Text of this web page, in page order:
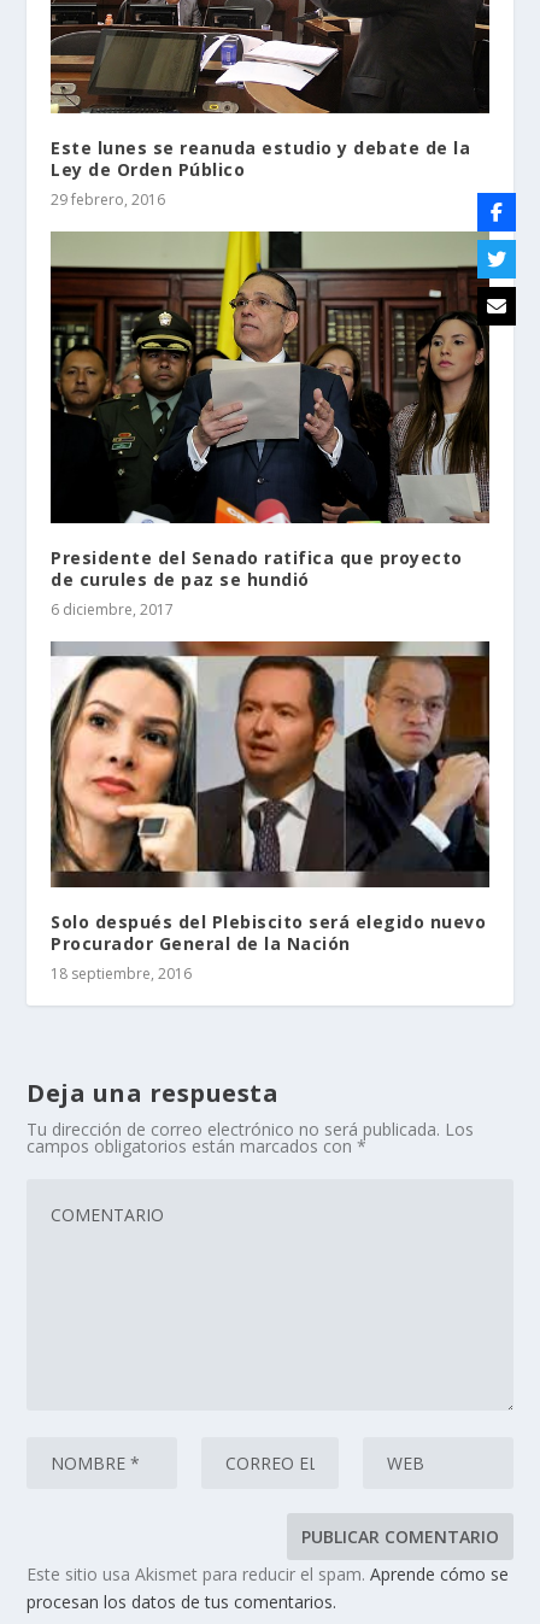
Este lunes se reanuda estudio y debate de la
Ley de Orden Público
29 febrero, 2016
Presidente del Senado ratifica que proyecto
de curules de paz se hundió
6 diciembre, 2017
Solo después del Plebiscito será elegido nuevo
Procurador General de la Nación
18 septiembre, 2016
Deja una respuesta
Tu dirección de correo electrónico no será publicada. Los
campos obligatorios están marcados con*
Este sitio usa Akismet para reducir el spam.Aprende cómo se
procesan los datos de tus comentarios.